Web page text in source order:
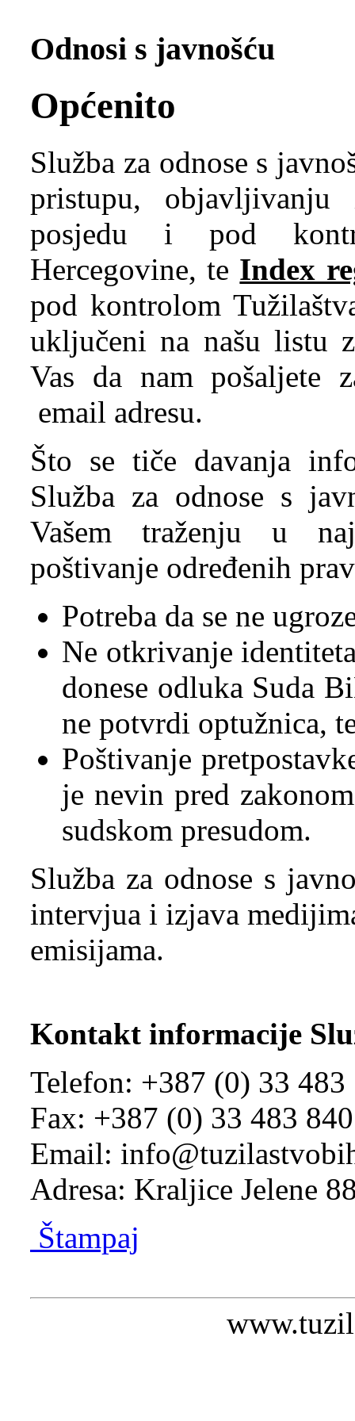
Odnosi s javnošću
Općenito
Služba za odnose s
pristupu,
posjedu i pod
Hercegovine, te Index
pod kontrolom
uključeni na našu listu
Vas da nam pošaljete
email adresu.
Što se tiče davanja
Služba za odnose s
Vašem traženju u
poštivanje određenih
Potreba da se ne
Ne otkrivanje
donese odluka Suda
ne potvrdi optužnica,
Poštivanje
je nevin pred
sudskom presudom.
Služba za odnose s
intervjua i izjava
emisijama.
Kontakt informacije
Telefon: +387 (0) 33 483
Fax: +387 (0) 33 483 840
Email:
Adresa: Kraljice Jelene
Štampaj